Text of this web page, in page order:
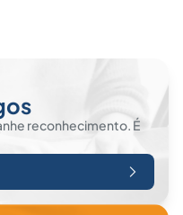
reconhecimento. É